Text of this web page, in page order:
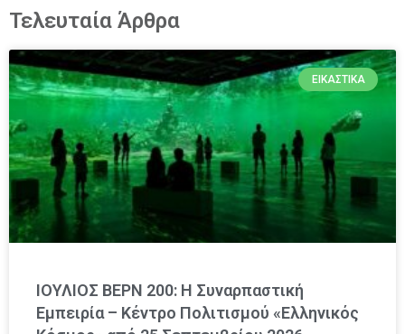
Τελευταία Άρθρα
ΕΙΚΑΣΤΙΚΆ
ΙΟΥΛΙΟΣ ΒΕΡΝ 200: Η Συναρπαστική
Εμπειρία – Κέντρο Πολιτισμού «Ελληνικός